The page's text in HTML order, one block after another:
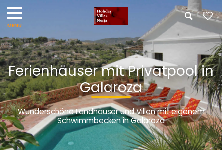
Ferienhäuser mit Privatpool in
Galaroza
Wunderschöne Landhäuser und Villen mit eigenem
Schwimmbecken in Galaroza